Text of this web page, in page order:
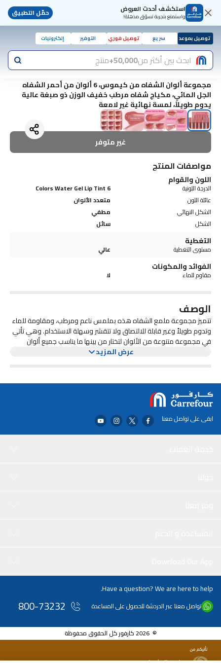
استكشف أحدث العروض
واستمتع بتجربة تسوّق مذهلة! حمّل التطبيق
توصيل بموعد سريع توصيل فوري التوفير إلكترونيات
ابحث بين أكثر من50,000+ منتج
مجموعة ألوان الشفاه من كيموس، 6 ألوان من أحمر الشفاه
الجل المائي، مكياج شفاه مرطب خفيف الوزن ذو صبغة عالية
يدوم طويلاً، لمسة نهائية غير لامعة
غير متوفر
مواصفات المنتج
اللون والقوام
الدرجة اللونية
6 Colors Water Gel Lip Tint
عائلة اللون
متعدد الألوان
الشكل النهائي
مطفي
الشكل
سائل
التغطية
مستوى التغطية عالي
الفوائد والمكونات
مقاوم للماء لا
الوصف
تتميز مجموعة ملمع الشفاه هذه بملمس ناعم ومرطب، ومقاومة للماء
وتدوم طويلاً وغير قابلة للالتصاق ولا تتقشر وسهلة الاستخدام. وهي تأتي
في مجموعة متنوعة من الألوان لتختار من بينها ما يناسب جميع ألوان
البشرة والمناسبات والمواسم. احصلي بسهولة على مظهر شفاه مرطب
عرض المزيد
ابقى على تواصل معنا
Have a question? We are here to help.
تواصل معنا عبر الدردشة للحصول على المساعدة 800-73232
© 2026 كارفور كل الحقوق محفوظة